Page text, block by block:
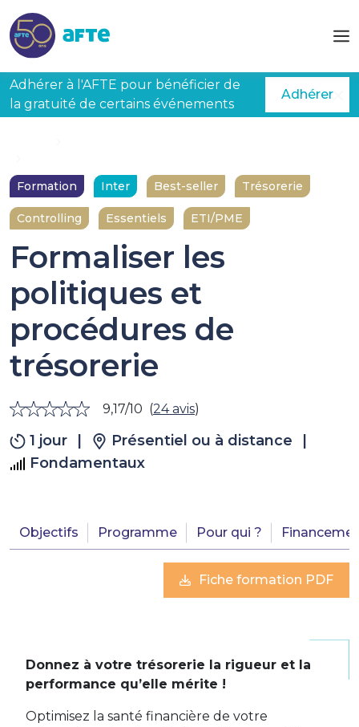
Adhérer à l'AFTE pour bénéficier de
la gratuité de certains événements
Adhérer
Formation
Inter Best-seller Trésorerie
Controlling Essentiels ETI/PME
Formaliser les
politiques et
procédures de
trésorerie
9,17/10 (24 avis)
1 jour Présentiel ou à distance
Fondamentaux
Objectifs Programme Pour qui ?
Fiche formation PDF
Donnez à votre trésorerie la rigueur et la
performance qu’elle mérite !
Optimisez la santé financière de votre